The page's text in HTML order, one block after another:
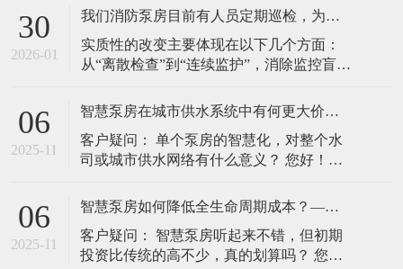
改变原有消防泵控制柜核心控制逻辑和线
括： 装智能传感层： 在关键点位（如配电
输入端、水泵电机、出水总管等）加装独
30
2026-01
我们消防泵房目前有人员定期巡检，为什么还需要投入成本升级为物联网消防泵？这能带来哪些实质性的改变？
实质性的改变主要体现在以下几个方面：
从“离散检查”到“连续监护”，消除监控盲
火灾风险是7×24小时存在的。在巡检间隔
漏、控制柜元器件故障等隐患无法被察
觉。物联网消防泵通过传感器对电流、电
06
2025-11
智慧泵房在城市供水系统中有何更大价值？—— 从“单元节点”到“系统智慧”的视角
客户疑问： 单个泵房的智慧化，对整个水
司或城市供水网络有什么意义？ 您好！这
水系统的层面。智慧泵房不仅是供水网络
的“单元节点”，更是整个系统实现智慧化、
精细化管理的数据源头和执行终端。其价
值体现在以下几个方面： 1. 实现供水系统
06
2025-11
智慧泵房如何降低全生命周期成本？—— 超越初期投资的长期价值分析
客户疑问： 智慧泵房听起来不错，但初期
投资比传统的高不少，真的划算吗？ 您